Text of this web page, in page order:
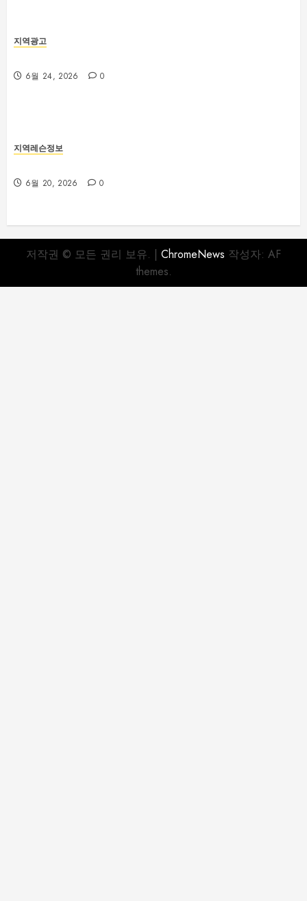
지역광고
6월 24, 2026 0
지역레슨정보
6월 20, 2026 0
저작권 © 모든 권리 보유. | ChromeNews 작성자: AF
themes.